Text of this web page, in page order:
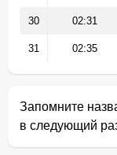
30 02:31
31 02:35
Запомните
в следующий